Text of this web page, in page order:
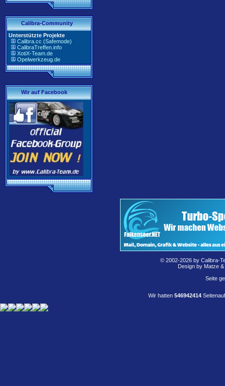
Calibra-Community
Unterstützte Projekte
Calibra.cc (Safemode)
CalibraTreffen.info
XotiX-Team.de
Opelwerkzeug.de
Wir auf Facebook
© 2002-2026 by Calibra-
Design by Matze
Seite
Wir hatten 546942414